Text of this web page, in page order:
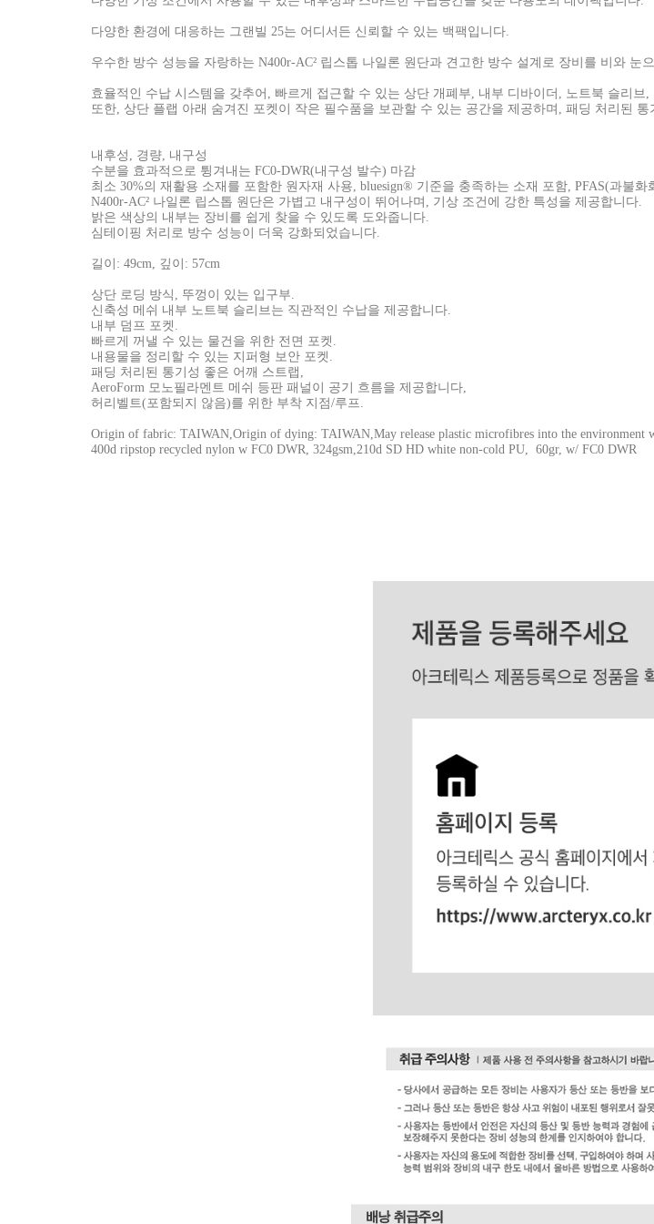
다양한 환경에 대응하는 그랜빌 25는 어디서든 신뢰할 수 있는 백팩입니다.
우수한 방수 성능을 자랑하는 N400r-AC² 립스톱 나일론 원단과 견고한 방수 설계로 장비를 비와 눈
효율적인 수납 시스템을 갖추어, 빠르게 접근할 수 있는 상단 개폐부, 내부 디바이더, 노트북 슬리
또한, 상단 플랩 아래 숨겨진 포켓이 작은 필수품을 보관할 수 있는 공간을 제공하며, 패딩 처리된
내후성, 경량, 내구성
수분을 효과적으로 튕겨내는 FC0-DWR(내구성 발수) 마감
최소 30%의 재활용 소재를 포함한 원자재 사용, bluesign® 기준을 충족하는 소재 포함, PFAS(과불
N400r-AC² 나일론 립스톱 원단은 가볍고 내구성이 뛰어나며, 기상 조건에 강한 특성을 제공합니다.
밝은 색상의 내부는 장비를 쉽게 찾을 수 있도록 도와줍니다.
심테이핑 처리로 방수 성능이 더욱 강화되었습니다.
길이: 49cm, 깊이: 57cm
상단 로딩 방식, 뚜껑이 있는 입구부.
신축성 메쉬 내부 노트북 슬리브는 직관적인 수납을 제공합니다.
내부 덤프 포켓.
빠르게 꺼낼 수 있는 물건을 위한 전면 포켓.
내용물을 정리할 수 있는 지퍼형 보안 포켓.
패딩 처리된 통기성 좋은 어깨 스트랩,
AeroForm 모노필라멘트 메쉬 등판 패널이 공기 흐름을 제공합니다,
허리벨트(포함되지 않음)를 위한 부착 지점/루프.
Origin of fabric: TAIWAN,Origin of dying: TAIWAN,May release plastic microfibres into the environment
400d ripstop recycled nylon w FC0 DWR, 324gsm,210d SD HD white non-cold PU, 60gr, w/ FC0 DWR